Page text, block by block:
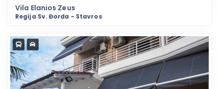
Vila Elanios Zeus
Regija Sv. Đorđa - Stavros